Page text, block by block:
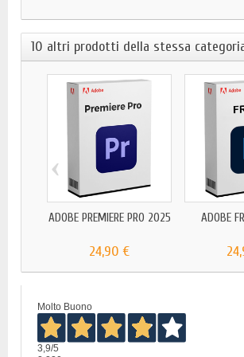
10 altri prodotti della stessa
ADOBE PREMIERE PRO 2025
24,90 €
ADOBE
‹
Molto Buono
3,9/5